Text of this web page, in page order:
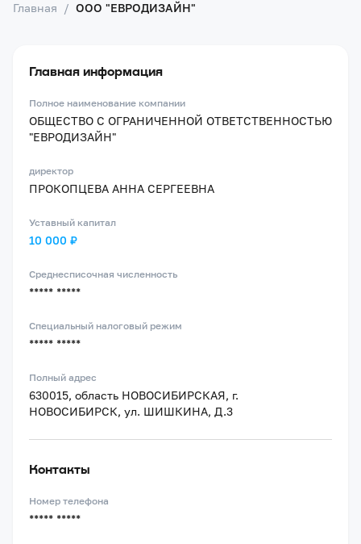
Главная / ООО "ЕВРОДИЗАЙН"
Главная информация
Полное наименование компании
ОБЩЕСТВО С ОГРАНИЧЕННОЙ ОТВЕТСТВЕННОСТЬЮ
"ЕВРОДИЗАЙН"
директор
ПРОКОПЦЕВА АННА СЕРГЕЕВНА
Уставный капитал
10 000 ₽
Среднесписочная численность
***** *****
Специальный налоговый режим
***** *****
Полный адрес
630015, область НОВОСИБИРСКАЯ, г.
НОВОСИБИРСК, ул. ШИШКИНА, Д.3
Контакты
Номер телефона
***** *****